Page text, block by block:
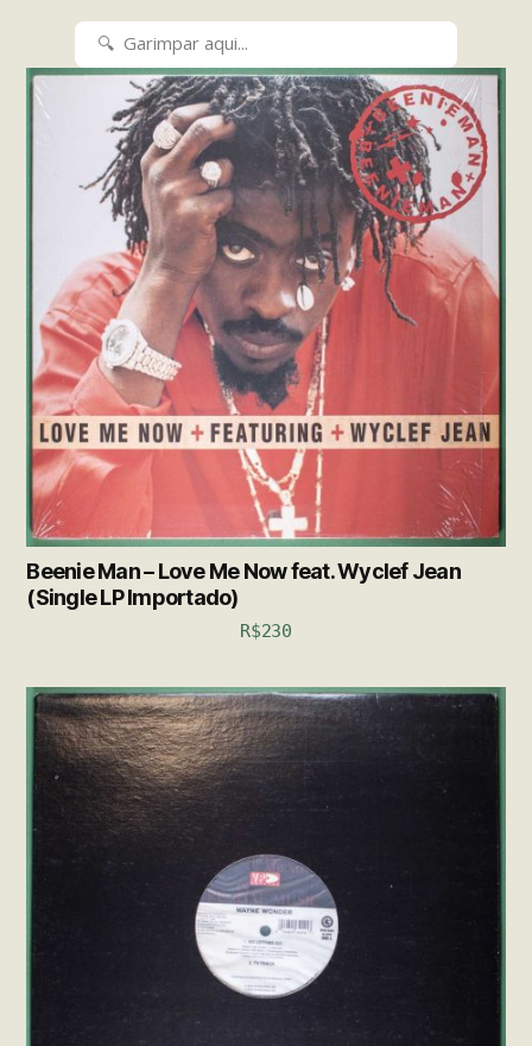
Beenie Man – Love Me Now feat. Wyclef Jean
(Single LP Importado)
R$230